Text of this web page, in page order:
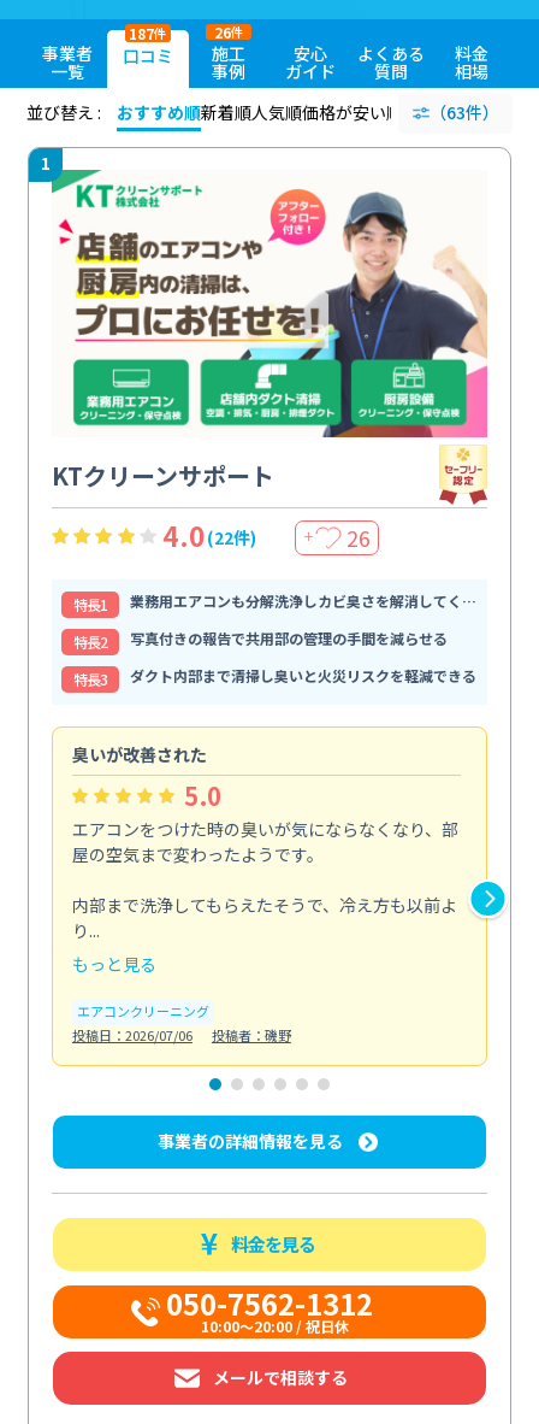
事業者
一覧
口コミ
187件
施工
事例
26件
安心
ガイド
よくある
質問
料金
相場
並び替え :
おすすめ順新着順人気順価格が安い順 評価が高い順
（63件）
1
KTクリーンサポート
4.0(22件) ＋ 26
特⻑1
業務用エアコンも分解洗浄しカビ臭さを解消してくれる
特⻑2
写真付きの報告で共用部の管理の手間を減らせる
特⻑3
ダクト内部まで清掃し臭いと火災リスクを軽減できる
臭いが改善された
5.0
エアコンをつけた時の臭いが気にならなくなり、部
屋の空気まで変わったようです。
内部まで洗浄してもらえたそうで、冷え方も以前よ
り...
もっと見る
エアコンクリーニング
投稿日：2026/07/06
投稿者：磯野
事業者の詳細情報を見る
料金を見る
050-7562-1312
10:00〜20:00 / 祝日休
メールで相談する